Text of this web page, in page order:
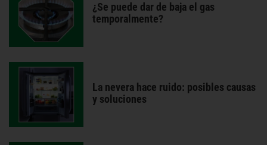
¿Se puede dar de baja el gas
temporalmente?
La nevera hace ruido: posibles causas
y soluciones